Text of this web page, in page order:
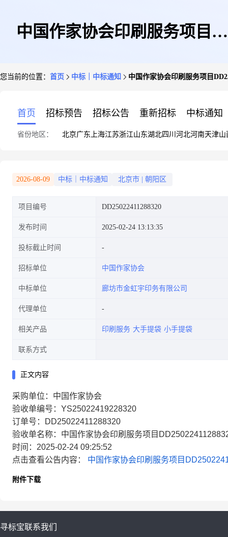
中国作家协会印刷服务项目
您当前的位置： 首页 中标｜中标通知 中国作家协会印刷服务项目
首页 招标预告 招标公告 重新招标 中标通知
省份地区： 北京广东 上海江苏浙江山东湖北四川 河北河南天津山
2026-08-09 中标｜中标通知 北京市 朝阳区
项目编号 DD25022411288320
发布时间 2025-02-24 13:13:35
投标截止时间
招标单位 中国作家协会
中标单位 廊坊市金虹宇印务有限公司
代理单位
相关产品 印刷服务 大手提袋 小手提袋
联系方式
正文内容
采购单位：中国作家协会
验收单编号：YS25022419228320
订单号：DD25022411288320
验收单名称：中国作家协会印刷服务项目
时间：2025-02-24 09:25:52
点击查看公告内容： 中国作家协会印刷服务项目
附件下载
寻标宝联系我们